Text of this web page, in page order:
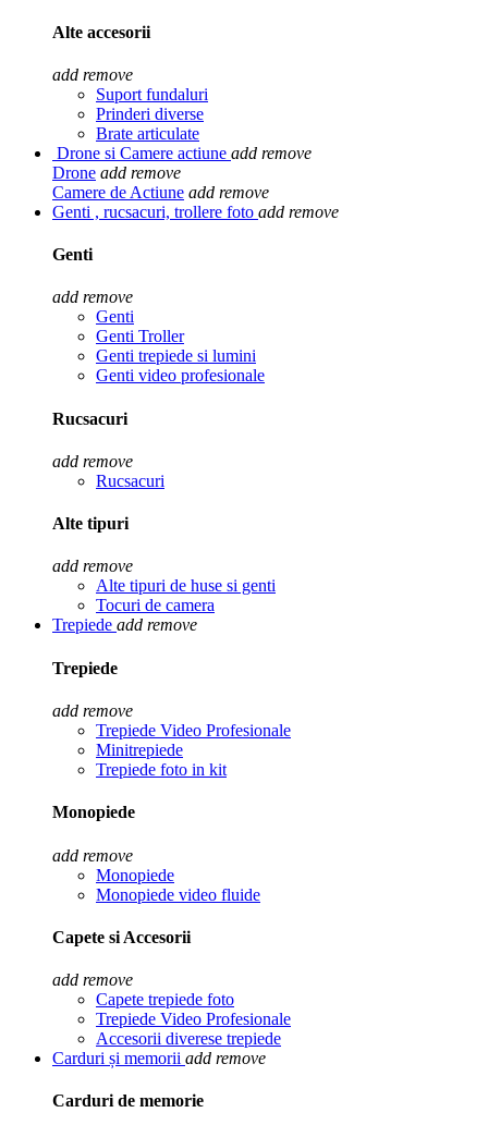
Alte accesorii
add remove
Suport fundaluri
Prinderi diverse
Brate articulate
Drone si Camere actiune add remove
Drone add remove
Camere de Actiune add remove
Genti , rucsacuri, trollere foto add remove
Genti
add remove
Genti
Genti Troller
Genti trepiede si lumini
Genti video profesionale
Rucsacuri
add remove
Rucsacuri
Alte tipuri
add remove
Alte tipuri de huse si genti
Tocuri de camera
Trepiede add remove
Trepiede
add remove
Trepiede Video Profesionale
Minitrepiede
Trepiede foto in kit
Monopiede
add remove
Monopiede
Monopiede video fluide
Capete si Accesorii
add remove
Capete trepiede foto
Trepiede Video Profesionale
Accesorii diverese trepiede
Carduri și memorii add remove
Carduri de memorie